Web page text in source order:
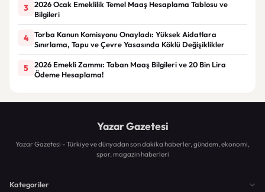
3
2026 Ocak Emeklilik Temel Maaş Hesaplama Tablosu ve
Bilgileri
4
Torba Kanun Komisyonu Onayladı: Yüksek Aidatlara
Sınırlama, Tapu ve Çevre Yasasında Köklü Değişiklikler
5
2026 Emekli Zammı: Taban Maaş Bilgileri ve 20 Bin Lira
Ödeme Hesaplama!
Yazar Gazetesi
Yazar Gazetesi - Türkiye ve dünyadan son dakika haberler, gündem, ekonomi,
spor, magazin haberleri
Kategoriler